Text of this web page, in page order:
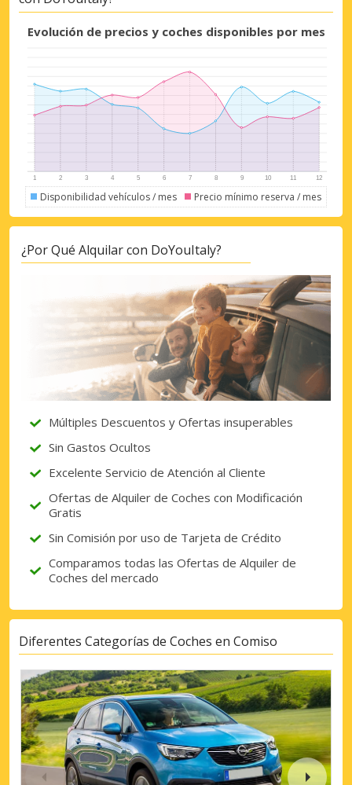
Evolución de precios y coches disponibles por mes
Disponibilidad vehículos / mes Precio mínimo reserva / mes
¿Por Qué Alquilar con DoYouItaly?
Múltiples Descuentos y Ofertas insuperables
Sin Gastos Ocultos
Excelente Servicio de Atención al Cliente
Ofertas de Alquiler de Coches con Modificación
Gratis
Sin Comisión por uso de Tarjeta de Crédito
Comparamos todas las Ofertas de Alquiler de
Coches del mercado
Diferentes Categorías de Coches en Comiso
Descuentos especiales
Accede a ofertas exclusivas de nuestros
proveedores.
Iniciar sesión con eLink